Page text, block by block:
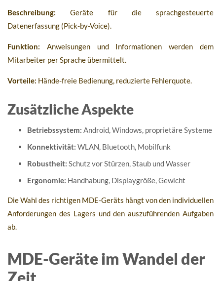
Beschreibung: Geräte für die sprachgesteuerte
Datenerfassung (Pick-by-Voice).
Funktion: Anweisungen und Informationen werden dem
Mitarbeiter per Sprache übermittelt.
Vorteile: Hände-freie Bedienung, reduzierte Fehlerquote.
Zusätzliche Aspekte
Betriebssystem: Android, Windows, proprietäre Systeme
Konnektivität: WLAN, Bluetooth, Mobilfunk
Robustheit: Schutz vor Stürzen, Staub und Wasser
Ergonomie: Handhabung, Displaygröße, Gewicht
Die Wahl des richtigen MDE-Geräts hängt von den individuellen
Anforderungen des Lagers und den auszuführenden Aufgaben
ab.
MDE-Geräte im Wandel der